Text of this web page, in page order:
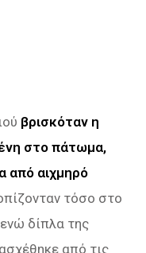
βρισκόταν η
στο πάτωμα,
από αιχμηρό
τόσο στο
δίπλα της
από τις